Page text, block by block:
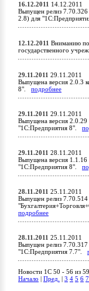
16.12.2011 14.12.2011
Выпущен релиз 7.70.326
2.8) для
12.12.2011 Вниманию
государственного
29.11.2011 29.11.2011
Выпущена версия 2.0.3
8". подробнее
29.11.2011 29.11.2011
Выпущена версия 2.0.29
"1С:Предприятия 8".
29.11.2011 28.11.2011
Выпущена версия 1.1.16
"1С:Предприятия 8".
28.11.2011 25.11.2011
Выпущен релиз
подробнее
28.11.2011 25.11.2011
Выпущен релиз 7.70.317
"1С:Предприятия 7.7".
Новости 1C 50 - 56 из
Начало
Пред. 3 4 5 6 7